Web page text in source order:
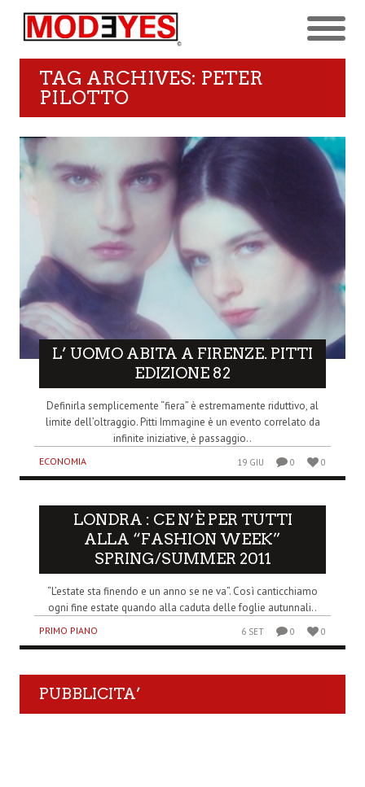
TAG ARCHIVES: PETER
PILOTTO
L’ UOMO ABITA A FIRENZE. PITTI
EDIZIONE 82
Definirla semplicemente “fiera” è estremamente riduttivo, al
limite dell’oltraggio. Pitti Immagine è un evento correlato da
infinite iniziative, è passaggio..
ECONOMIA 19 GIU 0 0
LONDRA : CE N’È PER TUTTI
ALLA “FASHION WEEK”
SPRING/SUMMER 2011
“L’estate sta finendo e un anno se ne va”. Così canticchiamo
ogni fine estate quando alla caduta delle foglie autunnali..
PRIMO PIANO 6 SET 0 0
PUBBLICITA’